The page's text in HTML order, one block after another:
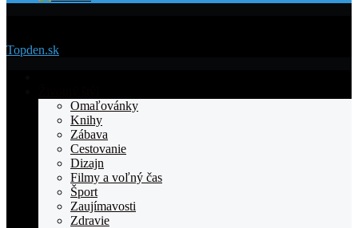
Topden.sk
TOPden.skOmaľovánky
Knihy
Zábava
Cestovanie
Dizajn
Filmy a voľný čas
Šport
Zaujímavosti
Zdravie